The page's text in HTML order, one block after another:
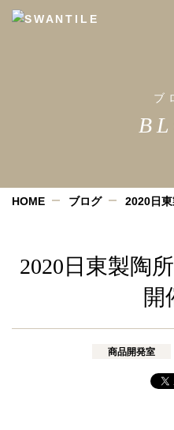
ブ
HOME ブログ 2020日東
2020日東製陶
開
商品開発室